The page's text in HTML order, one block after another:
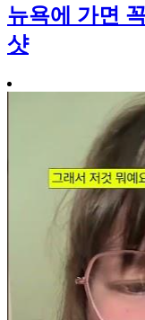
뉴욕에 가면
샷